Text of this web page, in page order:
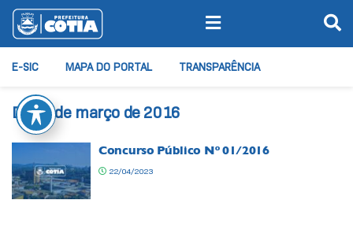
E-SIC MAPA DO PORTAL TRANSPARÊNCIA
Dia:9 de março de 2016
Concurso Público Nº 01/2016
22/04/2023